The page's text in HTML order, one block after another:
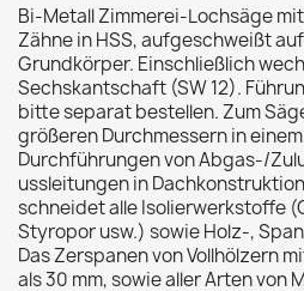
Bi-Metall Zimmerei-Lochsäge
Zähne in HSS, aufgeschweißt
Grundkörper. Einschließlich
Sechskantschaft (SW 12).
bitte separat bestellen. Zum
größeren Durchmessern in
Durchführungen von Abgas-/
ussleitungen in
schneidet alle Isolierwerkstoffe
Styropor usw.) sowie Holz-,
Das Zerspanen von Vollhölzern
als 30 mm, sowie aller Arten von